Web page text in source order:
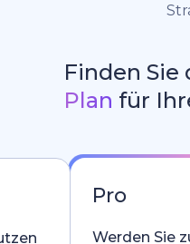
Finden Sie
Plan für
Pro
Werden Sie